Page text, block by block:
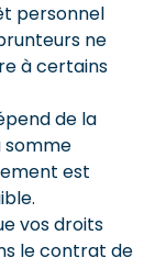
personnel
ne
à certains
de la
somme
est
vos droits
le contrat de